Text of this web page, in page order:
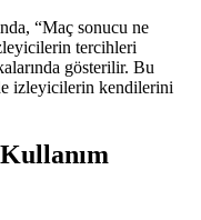
“Maç sonucu ne
tercihleri
gösterilir. Bu
izleyicilerin kendilerini